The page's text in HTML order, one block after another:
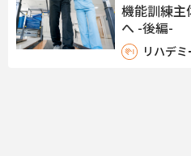
機能訓練
へ -後編-
リハデ